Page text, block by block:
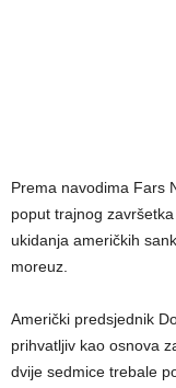
Prema navodima Fars
poput trajnog
ukidanja američkih
moreuz.
Američki predsjednik
prihvatljiv kao osnova
dvije sedmice trebale